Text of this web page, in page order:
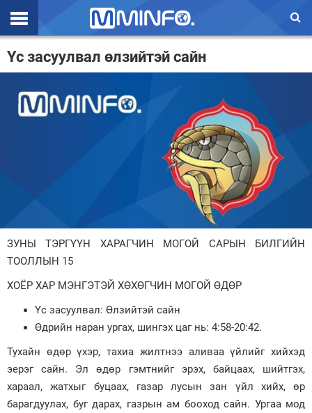
Эхлэл
Валют ханш
Нийгэм
Дэлхий
Энтертайнмэнт
Зурхай
Үс засуулвал өлзийтэй сайн
ЗУНЫ ТЭРГҮҮН ХАРАГЧИН МОГОЙ САРЫН БИЛГИЙН
ТООЛЛЫН 15
ХОЁР ХАР МЭНГЭТЭЙ ХӨХӨГЧИН МОГОЙ ӨДӨР
Үс засуулвал: Өлзийтэй сайн
Өдрийн наран ургах, шингэх цаг нь: 4:58-20:42.
Тухайн өдөр үхэр, тахиа жилтнээ аливаа үйлийг хийхэд
эерэг сайн. Эл өдөр гэмтнийг эрэх, байцаах, шийтгэх,
хараал, жатхыг буцаах, газар лусын зан үйл хийх, өр
барагдуулах, буг дарах, газрын ам бооход сайн. Ургаа мод